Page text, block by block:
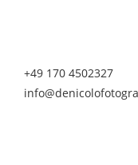
+49 170 4502327